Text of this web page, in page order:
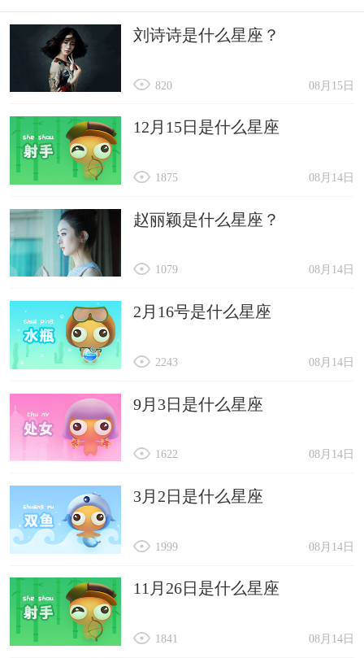
刘诗诗是什么星座？
08月15日
820
12月15日是什么星座
08月14日
1875
赵丽颖是什么星座？
08月14日
1079
2月16号是什么星座
08月14日
2243
9月3日是什么星座
08月14日
1622
3月2日是什么星座
08月14日
1999
11月26日是什么星座
08月14日
1841